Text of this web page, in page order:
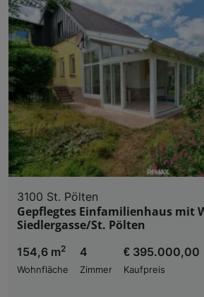
3100 St. Pölten
Gepflegtes Einfamilienhaus mit
Siedlergasse/St. Pölten
154,6 m2
Wohnfläche
4
Zimmer
€ 395.000,00
Kaufpreis